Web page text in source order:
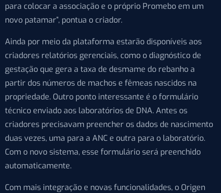
para colocar a associação e o próprio Promebo em um
novo patamar”, pontua o criador.
Ainda por meio da plataforma estarão disponíveis aos
criadores relatórios gerenciais, como o diagnóstico de
gestação que gera a taxa de desmame do rebanho a
partir dos números de machos e fêmeas nascidos na
propriedade. Outro ponto interessante é o formulário
técnico enviado aos laboratórios de DNA. Antes os
criadores precisavam preencher os dados de nascimento
duas vezes, uma para a ANC e outra para o laboratório.
Com o novo sistema, esse formulário será preenchido
automaticamente.
Com mais integração e novas funcionalidades, o Origen